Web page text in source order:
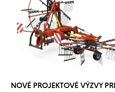
NOVÉ PROJEKTOVÉ VÝZVY